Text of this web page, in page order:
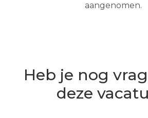
aangenomen.
Heb je nog
deze